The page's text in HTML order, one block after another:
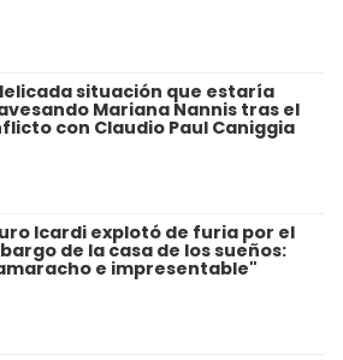
situación que estaría
Mariana Nannis tras el
con Claudio Paul Caniggia
Icardi explotó de furia por el
de la casa de los sueños:
e impresentable"